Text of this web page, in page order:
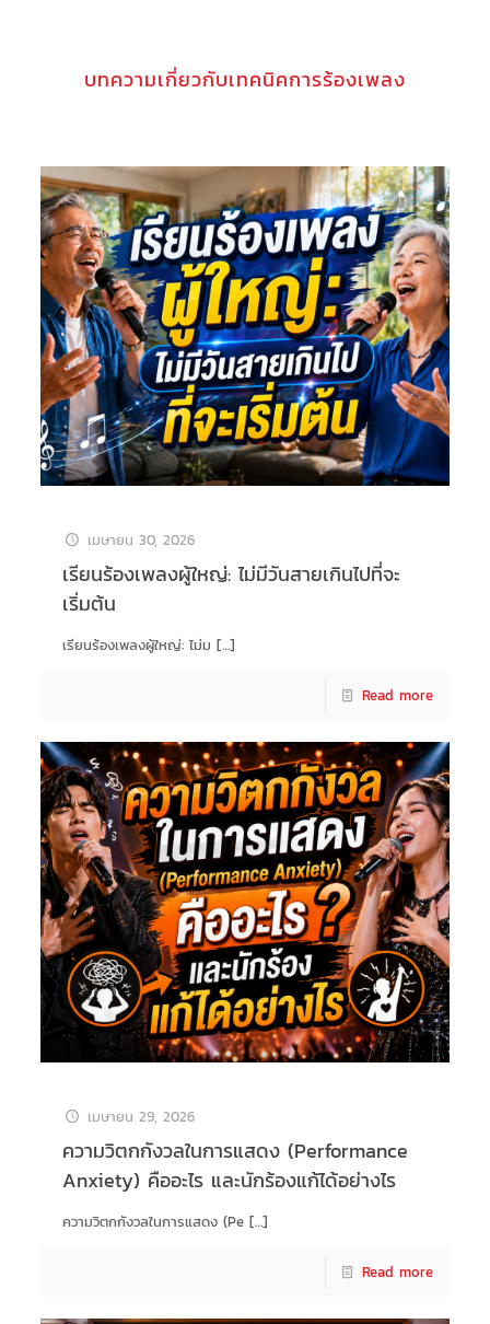
บทความเกี่ยวกับเทคนิคการร้องเพลง
เมษายน 30, 2026
เรียนร้องเพลงผู้ใหญ่: ไม่มีวันสายเกินไปที่จะ
เริ่มต้น
เรียนร้องเพลงผู้ใหญ่: ไม่ม […]
Read more
เมษายน 29, 2026
ความวิตกกังวลในการแสดง (Performance
Anxiety) คืออะไร และนักร้องแก้ได้อย่างไร
ความวิตกกังวลในการแสดง (Pe[…]
Read more